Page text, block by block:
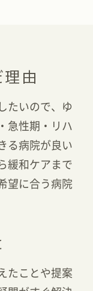
由
たいので、ゆ
急性期・リハ
る病院が良い
緩和ケアまで
望に合う病院
たことや提案